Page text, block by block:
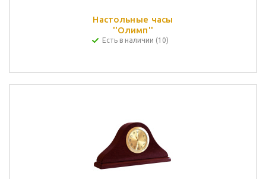
Настольные часы
''Олимп''
Есть в наличии (10)